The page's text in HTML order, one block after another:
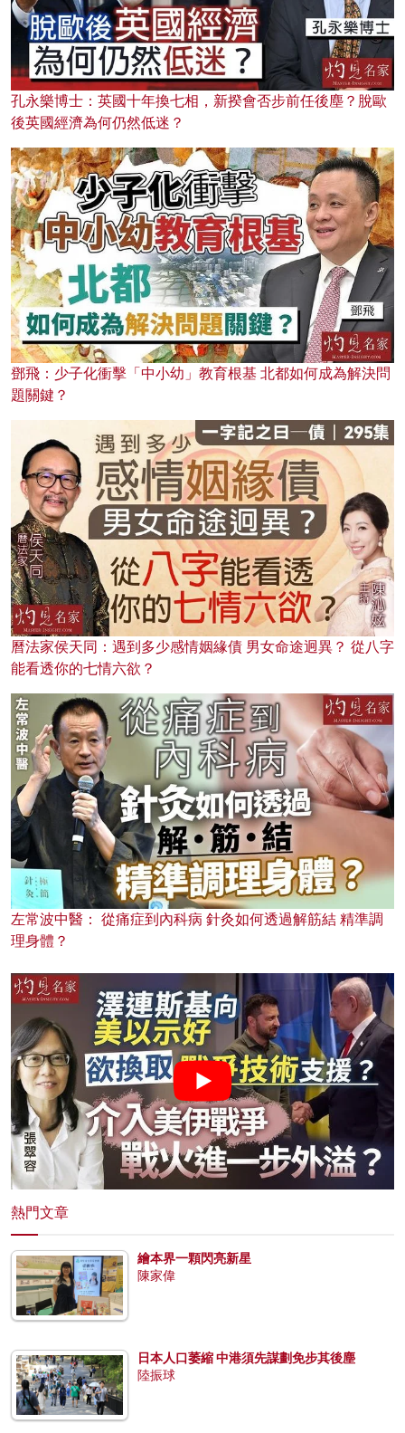
孔永樂博士：英國十年換七相，新揆會否步前任後塵？脫歐
後英國經濟為何仍然低迷？
鄧飛：少子化衝擊「中小幼」教育根基 北都如何成為解決問
題關鍵？
曆法家侯天同：遇到多少感情姻緣債 男女命途迥異？ 從八字
能看透你的七情六欲？
左常波中醫： 從痛症到內科病 針灸如何透過解筋結 精準調
理身體？
熱門文章
繪本界一顆閃亮新星
陳家偉
日本人口萎縮 中港須先謀劃免步其後塵
陸振球